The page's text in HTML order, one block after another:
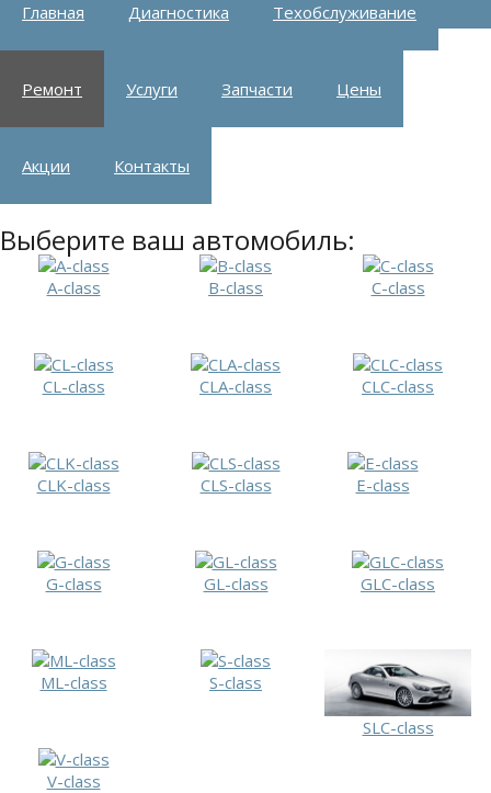
Главная Диагностика Техобслуживание
Ремонт Услуги Запчасти Цены
Акции Контакты
Выберите ваш автомобиль:
A-class B-class C-class
CL-class CLA-class CLC-class
CLK-class CLS-class E-class
G-class GL-class GLC-class
ML-class S-class
SLC-class
V-class